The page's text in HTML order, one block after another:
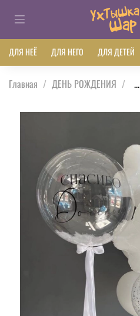
ДЛЯ НЕЁ ДЛЯ НЕГО ДЛЯ ДЕТЕЙ
Главная ДЕНЬ РОЖДЕНИЯ ...